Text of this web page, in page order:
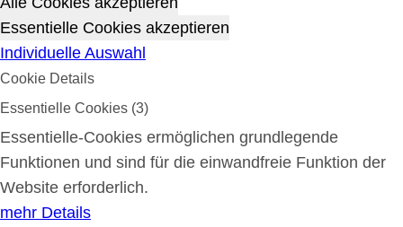
Essentielle Cookies akzeptieren
Individuelle Auswahl
Cookie Details
Essentielle Cookies (3)
Essentielle-Cookies ermöglichen grundlegende
Funktionen und sind für die einwandfreie Funktion der
Website erforderlich.
mehr Details